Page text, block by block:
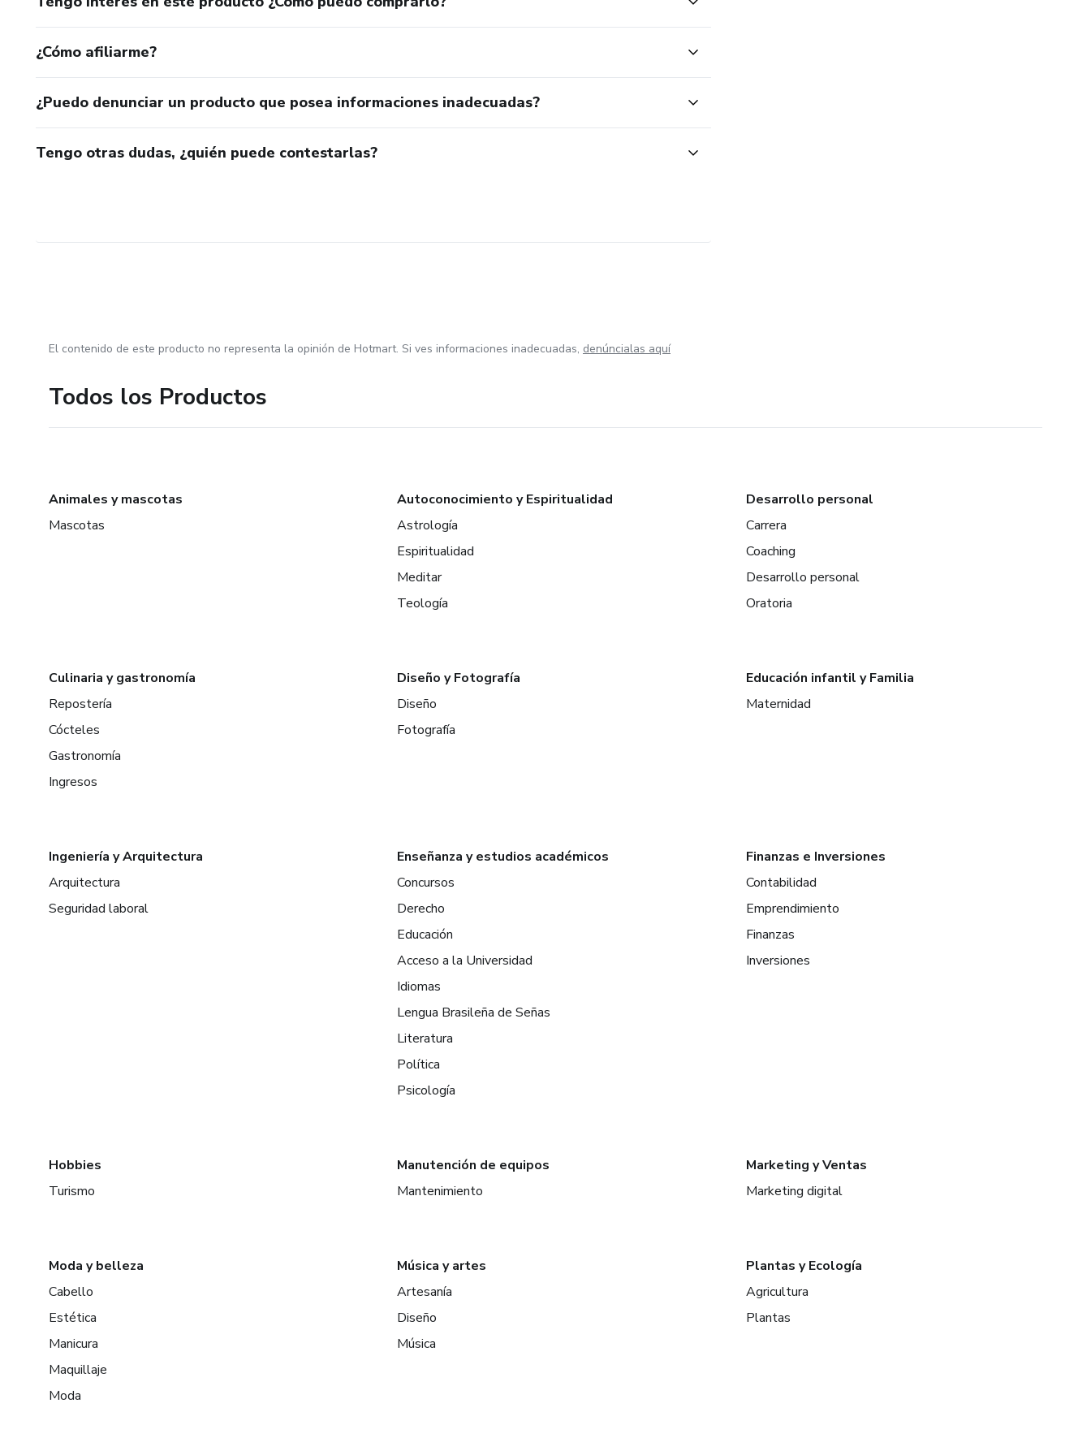
¿Cómo afiliarme?
¿Puedo denunciar un producto que posea informaciones inadecuadas?
Tengo otras dudas, ¿quién puede contestarlas?
El contenido de este producto no representa la opinión de Hotmart. Si ves informaciones inadecuadas, denúncialas aquí
Todos los Productos
Animales y mascotas
Mascotas
Autoconocimiento y Espiritualidad
Astrología
Espiritualidad
Meditar
Teología
Desarrollo personal
Carrera
Coaching
Desarrollo personal
Oratoria
Culinaria y gastronomía
Repostería
Cócteles
Gastronomía
Ingresos
Diseño y Fotografía
Diseño
Fotografía
Educación infantil y Familia
Maternidad
Ingeniería y Arquitectura
Arquitectura
Seguridad laboral
Enseñanza y estudios académicos
Concursos
Derecho
Educación
Acceso a la Universidad
Idiomas
Lengua Brasileña de Señas
Literatura
Política
Psicología
Finanzas e Inversiones
Contabilidad
Emprendimiento
Finanzas
Inversiones
Hobbies
Turismo
Manutención de equipos
Mantenimiento
Marketing y Ventas
Marketing digital
Moda y belleza
Cabello
Estética
Manicura
Maquillaje
Moda
Música y artes
Artesanía
Diseño
Música
Plantas y Ecología
Agricultura
Plantas